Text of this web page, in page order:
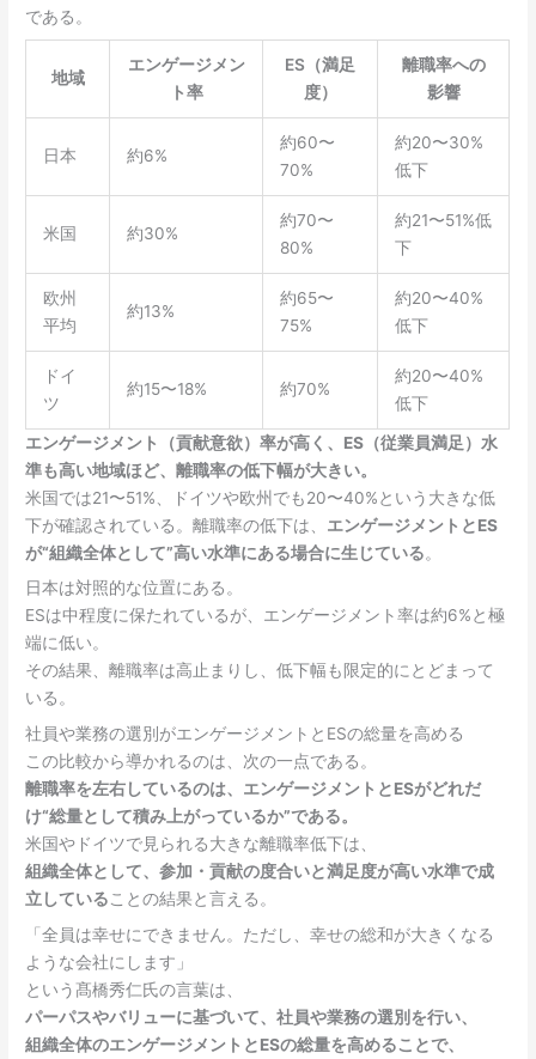
である。
地域
エンゲージメン
ト率
ES（満足
度）
離職率への
影響
日本 約6%
約60〜
70%
約20〜30%
低下
米国 約30%
約70〜
80%
約21〜51%低
下
欧州
平均
約13%
約65〜
75%
約20〜40%
低下
ドイ
ツ
約15〜18% 約70%
約20〜40%
低下
エンゲージメント（貢献意欲）率が高く、ES（従業員満足）水
準も高い地域ほど、離職率の低下幅が大きい。
米国では21〜51%、ドイツや欧州でも20〜40%という大きな低
下が確認されている。離職率の低下は、 エンゲージメントとES
が“組織全体として”高い水準にある場合に生じている。
日本は対照的な位置にある。
ESは中程度に保たれているが、エンゲージメント率は約6%と極
端に低い。
その結果、離職率は高止まりし、低下幅も限定的にとどまって
いる。
社員や業務の選別がエンゲージメントとESの総量を高める
この比較から導かれるのは、次の一点である。
離職率を左右しているのは、エンゲージメントとESがどれだ
け“総量として積み上がっているか”である。
米国やドイツで見られる大きな離職率低下は、
組織全体として、参加・貢献の度合いと満足度が高い水準で成
立している ことの結果と言える。
「全員は幸せにできません。ただし、幸せの総和が大きくなる
ような会社にします」
という髙橋秀仁氏の言葉は、
パーパスやバリューに基づいて、社員や業務の選別を行い、
組織全体のエンゲージメントとESの総量を高めることで、